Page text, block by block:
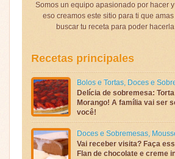
Somos un equipo apasionado por hacer
eso creamos este sitio para ti que
buscar tu receta para poder
Recetas principales
Bolos e Tortas, Doces e
Delícia de sobremesa:
Morango! A família vai ser
você!
Doces e Sobremesas,
Vai receber visita? Faça
Flan de chocolate e creme